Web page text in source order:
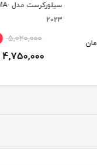
سیلورکرست مدل MA-
5,020,000
تومان
2024